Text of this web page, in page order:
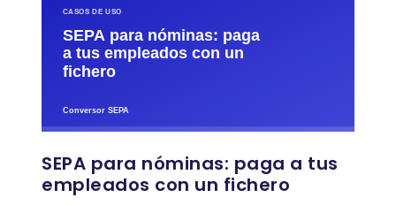
SEPA para nóminas: paga a tus
empleados con un fichero